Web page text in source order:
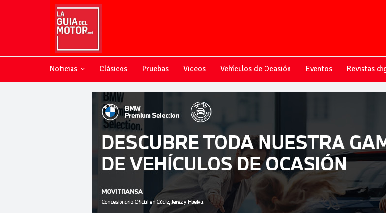
Noticias Clásicos Pruebas Videos Vehículos de Ocasión Eventos Revistas